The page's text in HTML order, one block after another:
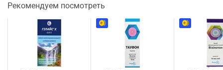
Рекомендуем посмотреть